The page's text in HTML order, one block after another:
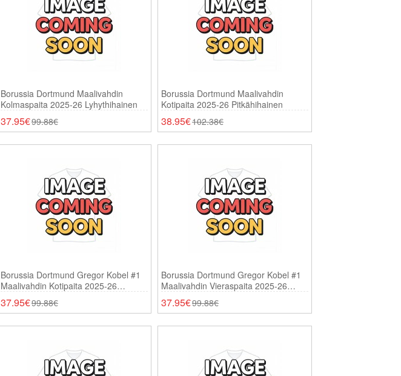
Borussia Dortmund Maalivahdin
Kolmaspaita 2025-26 Lyhythihainen
37.95€99.88€
Borussia Dortmund Maalivahdin
Kotipaita 2025-26 Pitkähihainen
38.95€102.38€
Borussia Dortmund Gregor Kobel #1
Maalivahdin Kotipaita 2025-26
Lyhythihainen
37.95€99.88€
Borussia Dortmund Gregor Kobel #1
Maalivahdin Vieraspaita 2025-26
Lyhythihainen
37.95€99.88€